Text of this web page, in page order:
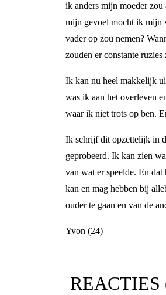
ik anders mijn moeder
mijn gevoel mocht ik mijn
vader op zou nemen?
zouden er constante ruzies
Ik kan nu heel makkelijk
was ik aan het overleven
waar ik niet trots op ben.
Ik schrijf dit opzettelijk in
geprobeerd. Ik kan zien
van wat er speelde. En
kan en mag hebben bij
ouder te gaan en van de
Yvon (24)
REACTIES